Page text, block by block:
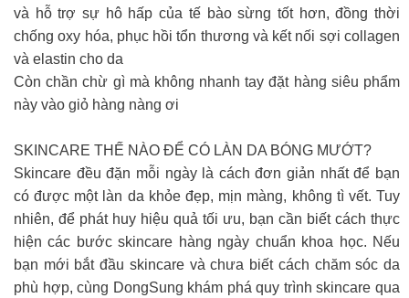
và hỗ trợ sự hô hấp của tế bào sừng tốt hơn, đồng thời
chống oxy hóa, phục hồi tổn thương và kết nối sợi collagen
và elastin cho da
Còn chần chừ gì mà không nhanh tay đặt hàng siêu phẩm
này vào giỏ hàng nàng ơi
SKINCARE THẾ NÀO ĐỂ CÓ LÀN DA BÓNG MƯỚT?
Skincare đều đặn mỗi ngày là cách đơn giản nhất để bạn
có được một làn da khỏe đẹp, mịn màng, không tì vết. Tuy
nhiên, để phát huy hiệu quả tối ưu, bạn cần biết cách thực
hiện các bước skincare hàng ngày chuẩn khoa học. Nếu
bạn mới bắt đầu skincare và chưa biết cách chăm sóc da
phù hợp, cùng DongSung khám phá quy trình skincare qua